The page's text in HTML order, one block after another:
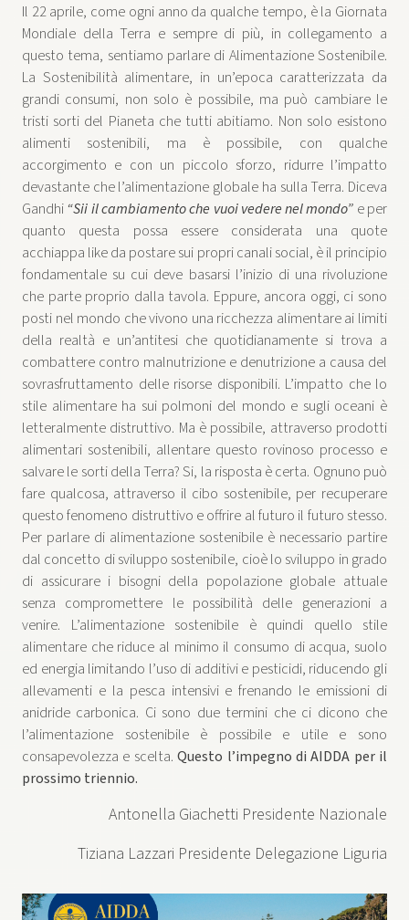
Il 22 aprile, come ogni anno da qualche tempo, è la Giornata
Mondiale della Terra e sempre di più, in collegamento a
questo tema, sentiamo parlare di Alimentazione Sostenibile.
La Sostenibilità alimentare, in un’epoca caratterizzata da
grandi consumi, non solo è possibile, ma può cambiare le
tristi sorti del Pianeta che tutti abitiamo. Non solo esistono
alimenti sostenibili, ma è possibile, con qualche
accorgimento e con un piccolo sforzo, ridurre l’impatto
devastante che l’alimentazione globale ha sulla Terra. Diceva
Gandhi “Sii il cambiamento che vuoi vedere nel mondo” e per
quanto questa possa essere considerata una quote
acchiappa like da postare sui propri canali social, è il principio
fondamentale su cui deve basarsi l’inizio di una rivoluzione
che parte proprio dalla tavola. Eppure, ancora oggi, ci sono
posti nel mondo che vivono una ricchezza alimentare ai limiti
della realtà e un’antitesi che quotidianamente si trova a
combattere contro malnutrizione e denutrizione a causa del
sovrasfruttamento delle risorse disponibili. L’impatto che lo
stile alimentare ha sui polmoni del mondo e sugli oceani è
letteralmente distruttivo. Ma è possibile, attraverso prodotti
alimentari sostenibili, allentare questo rovinoso processo e
salvare le sorti della Terra? Si, la risposta è certa. Ognuno può
fare qualcosa, attraverso il cibo sostenibile, per recuperare
questo fenomeno distruttivo e offrire al futuro il futuro stesso.
Per parlare di alimentazione sostenibile è necessario partire
dal concetto di sviluppo sostenibile, cioè lo sviluppo in grado
di assicurare i bisogni della popolazione globale attuale
senza compromettere le possibilità delle generazioni a
venire. L’alimentazione sostenibile è quindi quello stile
alimentare che riduce al minimo il consumo di acqua, suolo
ed energia limitando l’uso di additivi e pesticidi, riducendo gli
allevamenti e la pesca intensivi e frenando le emissioni di
anidride carbonica. Ci sono due termini che ci dicono che
l’alimentazione sostenibile è possibile e utile e sono
consapevolezza e scelta.Questo l’impegno di AIDDA per il
prossimo triennio.
Antonella Giachetti Presidente Nazionale
Tiziana Lazzari Presidente Delegazione Liguria